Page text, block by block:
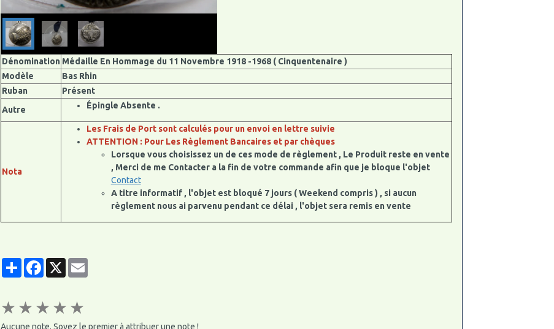
Dénomination Médaille En Hommage du 11 Novembre 1918 -1968 ( Cinquentenaire )
Modèle
Bas Rhin
Ruban
Présent
Autre
Épingle Absente .
Nota
Les Frais de Port sont calculés pour un envoi en lettre suivie
ATTENTION : Pour Les Règlement Bancaires et par chèques
Lorsque vous choisissez un de ces mode de règlement , Le Produit reste en vente
, Merci de me Contacter a la fin de votre commande afin que je bloque l'objet
Contact
A titre informatif , l'objet est bloqué 7 jours ( Weekend compris ) , si aucun
règlement nous ai parvenu pendant ce délai , l'objet sera remis en vente
PartagerFacebook
X Email
★ ★ ★ ★ ★
Aucune note. Soyez le premier à attribuer une note !